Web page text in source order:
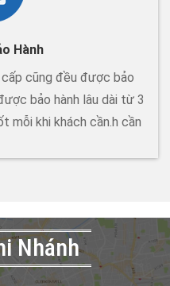
Hành
cũng đều được bảo
bảo hành lâu dài từ 3
mỗi khi khách cần.h cần
Nhánh